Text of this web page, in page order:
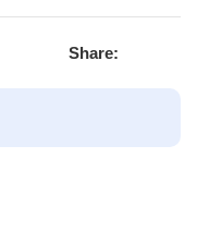
Share: